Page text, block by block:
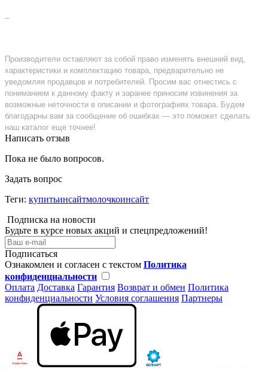
–
Производители оставляют за собой право изменять внешний вид,
характеристики и комплектацию товара, предварительно не
уведомляя продавцов и потребителей. Просим вас отнестись с
пониманием к данному факту и заранее приносим извинения за
возможные неточности в описании и фотографиях товара. Будем
благодарны вам за сообщение об ошибках — это поможет сделать
наш каталог еще точнее!
Написать отзыв
Пока не было вопросов.
Задать вопрос
Теги: купитьинсайтмолочкоинсайт
Подписка на новости
Будьте в курсе новых акций и спецпредложений!
Подписаться
Ознакомлен и согласен с текстом Политика
конфиденциальности
Оплата Доставка Гарантия Возврат и обмен Политика
конфиденциальности Условия соглашения Партнеры